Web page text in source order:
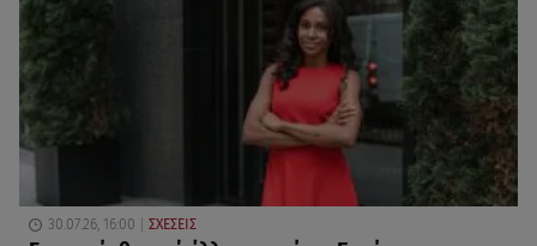
30.07.26, 16:00 ΣΧΕΣΕΙΣ